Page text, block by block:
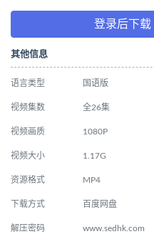
登录后下载
其他信息
语言类型 国语版
视频集数 全26集
视频画质 1080P
视频大小 1.17G
资源格式 MP4
下载方式 百度网盘
解压密码 www.sedhk.com